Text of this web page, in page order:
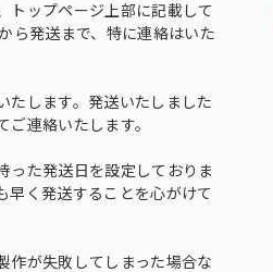
トップページ上部に記載して
ら発送まで、特に連絡はいた
たします。発送いたしました
ご連絡いたします。
った発送日を設定しておりま
早く発送することを心がけて
作が失敗してしまった場合な